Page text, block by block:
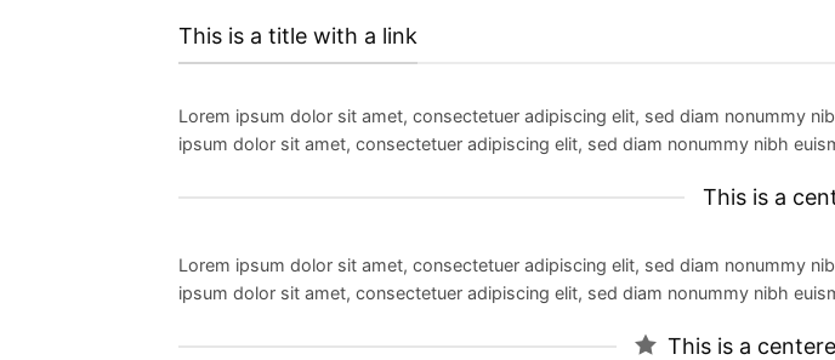
This is a title with a link
Lorem ipsum dolor sit amet, consectetuer adipiscing elit, sed diam nonummy
ipsum dolor sit amet, consectetuer adipiscing elit, sed diam nonummy nibh
This is a
Lorem ipsum dolor sit amet, consectetuer adipiscing elit, sed diam nonummy
ipsum dolor sit amet, consectetuer adipiscing elit, sed diam nonummy nibh
This is a